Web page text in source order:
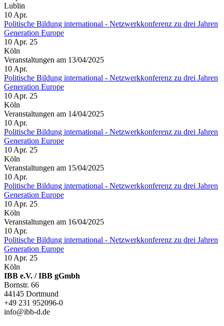
Lublin
10 Apr.
Politische Bildung international - Netzwerkkonferenz zu drei Jahren
Generation Europe
10 Apr. 25
Köln
Veranstaltungen am 13/04/2025
10 Apr.
Politische Bildung international - Netzwerkkonferenz zu drei Jahren
Generation Europe
10 Apr. 25
Köln
Veranstaltungen am 14/04/2025
10 Apr.
Politische Bildung international - Netzwerkkonferenz zu drei Jahren
Generation Europe
10 Apr. 25
Köln
Veranstaltungen am 15/04/2025
10 Apr.
Politische Bildung international - Netzwerkkonferenz zu drei Jahren
Generation Europe
10 Apr. 25
Köln
Veranstaltungen am 16/04/2025
10 Apr.
Politische Bildung international - Netzwerkkonferenz zu drei Jahren
Generation Europe
10 Apr. 25
Köln
IBB e.V. / IBB gGmbh
Bornstr. 66
44145 Dortmund
+49 231 952096-0
info@ibb-d.de